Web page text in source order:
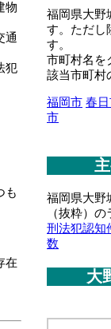
物
通
犯
も
在
福岡県大野
す。ただし
す。
市町村名を
該当市町村
福岡市 春
市
福岡県大野
（抜粋）
刑法犯認知
数
大